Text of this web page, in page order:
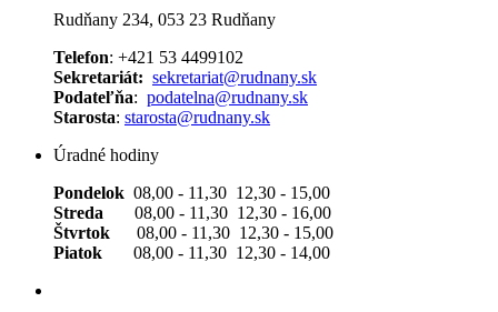
Rudňany 234, 053 23 Rudňany
Telefon: +421 53 4499102
Sekretariát: sekretariat@rudnany.sk
Podateľňa: podatelna@rudnany.sk
Starosta: starosta@rudnany.sk
Úradné hodiny
Pondelok 08,00 - 11,30 12,30 - 15,00
Streda 08,00 - 11,30 12,30 - 16,00
Štvrtok 08,00 - 11,30 12,30 - 15,00
Piatok 08,00 - 11,30 12,30 - 14,00